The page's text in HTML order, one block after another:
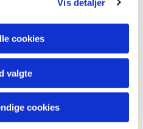
Vis detaljer
cookies
valgte
cookies
igangværende år samt
Kirke.
et referat?